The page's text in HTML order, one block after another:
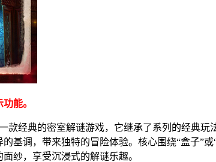
能。
款经典的密室解谜游戏，它继承了系列的经典
基调，带来独特的冒险体验。核心围绕“盒子”
纱，享受沉浸式的解谜乐趣。